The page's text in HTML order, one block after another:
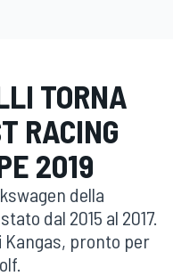
TORNA
RACING
2019
della
dal 2015 al 2017.
Kangas, pronto per